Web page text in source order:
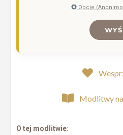
Opcje
Modlitwy
O tej modlitwie: